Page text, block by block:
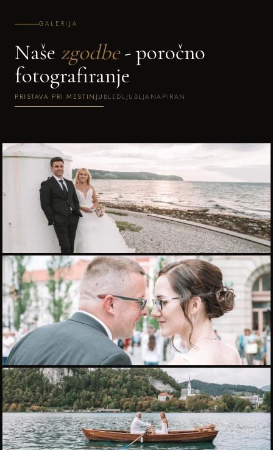
GALERIJA
Naše zgodbe- poročno
fotografiranje
PRISTAVA PRI MESTINJU BLED LJUBLJANA PIRAN